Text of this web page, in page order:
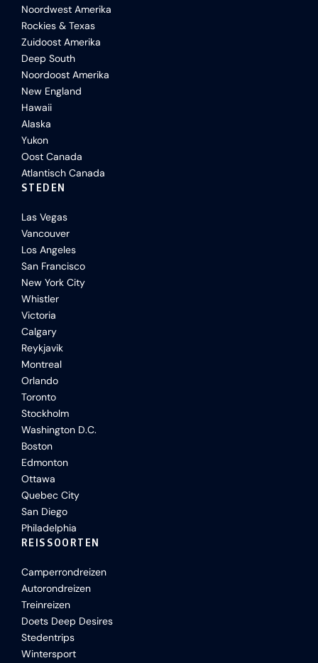
Noordwest Amerika
Rockies & Texas
Zuidoost Amerika
Deep South
Noordoost Amerika
New England
Hawaii
Alaska
Yukon
Oost Canada
Atlantisch Canada
STEDEN
Las Vegas
Vancouver
Los Angeles
San Francisco
New York City
Whistler
Victoria
Calgary
Reykjavik
Montreal
Orlando
Toronto
Stockholm
Washington D.C.
Boston
Edmonton
Ottawa
Quebec City
San Diego
Philadelphia
REISSOORTEN
Camperrondreizen
Autorondreizen
Treinreizen
Doets Deep Desires
Stedentrips
Wintersport